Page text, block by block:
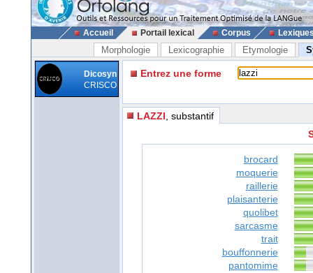
Accueil Portail lexical Corpus
Morphologie Lexicographie Etymologie
Dicosyn
CRISCO
Entrez une forme
LAZZI , substantif
brocard
moquerie
raillerie
plaisanterie
quolibet
sarcasme
trait
bouffonnerie
pantomime